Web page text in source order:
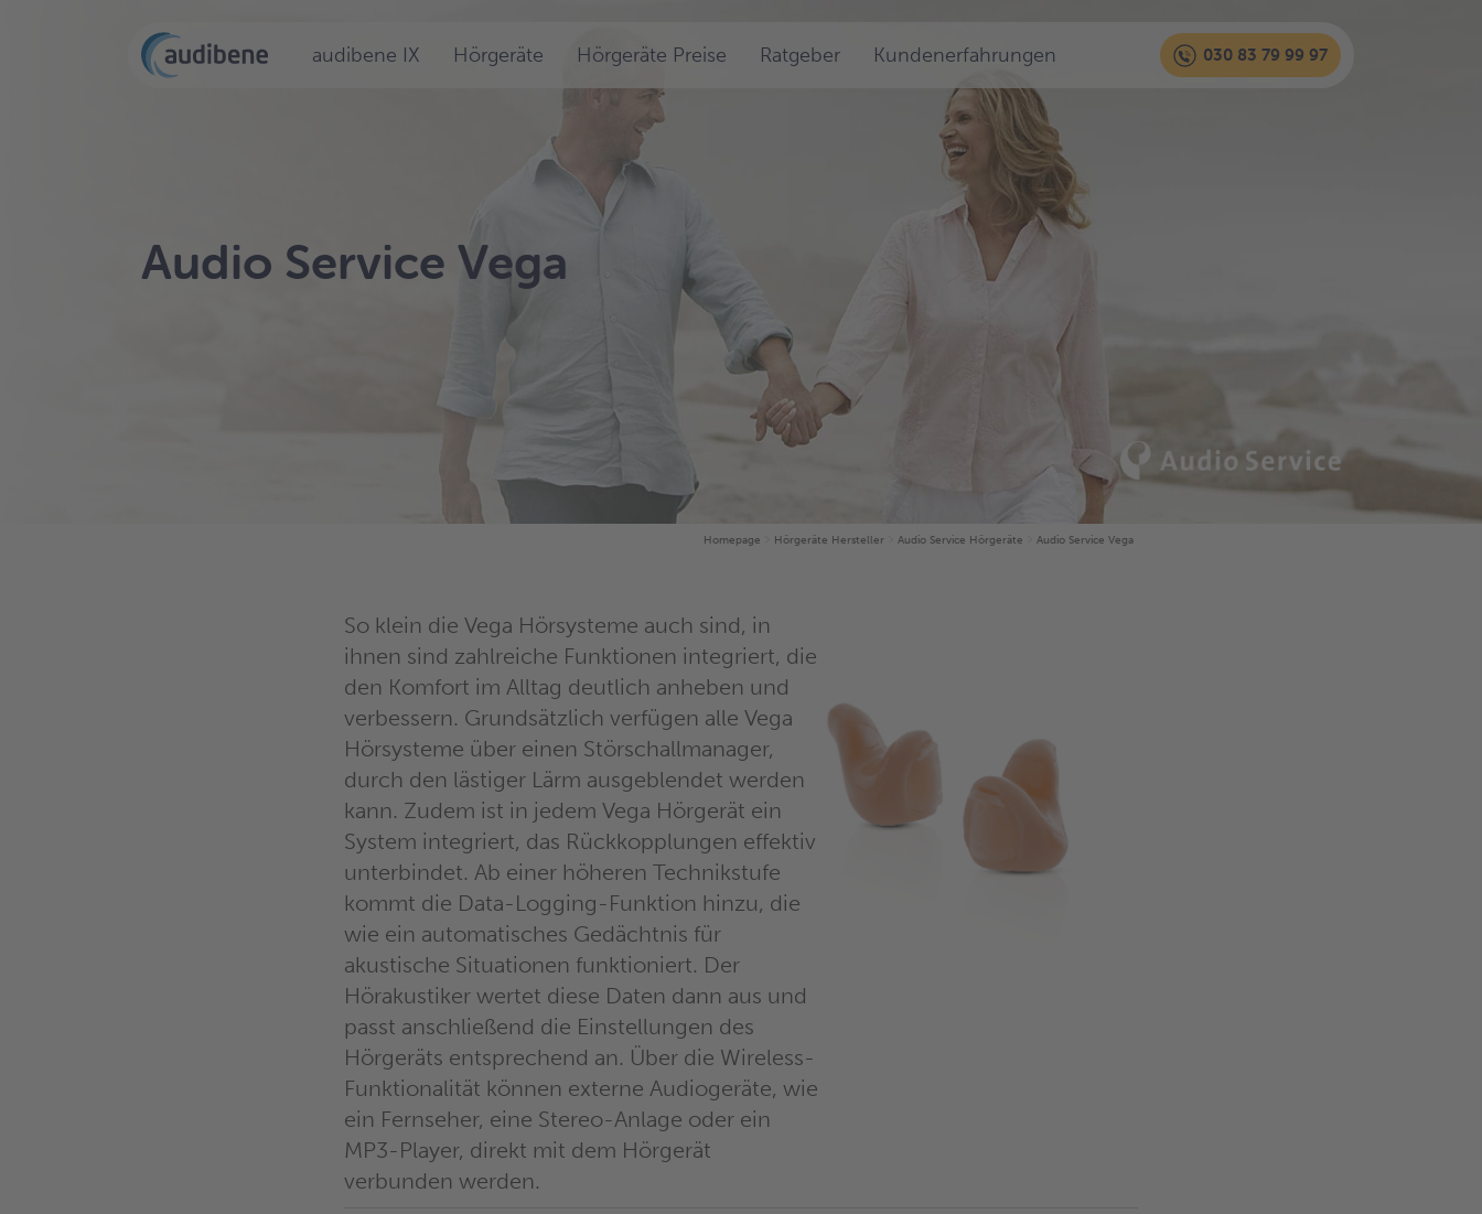
audibene IX Hörgeräte Hörgeräte Preise Ratgeber Kundenerfahrungen 030 83 79 99 97
Audio Service Vega
Homepage Hörgeräte Hersteller Audio Service Hörgeräte Audio Service Vega
So klein die Vega Hörsysteme auch sind, in
ihnen sind zahlreiche Funktionen integriert, die
den Komfort im Alltag deutlich anheben und
verbessern. Grundsätzlich verfügen alle Vega
Hörsysteme über einen Störschallmanager,
durch den lästiger Lärm ausgeblendet werden
kann. Zudem ist in jedem Vega Hörgerät ein
System integriert, das Rückkopplungen effektiv
unterbindet. Ab einer höheren Technikstufe
kommt die Data-Logging-Funktion hinzu, die
wie ein automatisches Gedächtnis für
akustische Situationen funktioniert. Der
Hörakustiker wertet diese Daten dann aus und
passt anschließend die Einstellungen des
Hörgeräts entsprechend an. Über die Wireless-
Funktionalität können externe Audiogeräte, wie
ein Fernseher, eine Stereo-Anlage oder ein
MP3-Player, direkt mit dem Hörgerät
verbunden werden.